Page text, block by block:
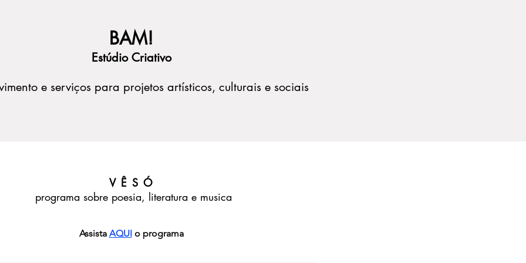
BAM!
Estúdio Criativo
e serviços para projetos artísticos, culturais e sociais
VÊSÓ
programa sobre poesia, literatura e musica
Assista AQUI o programa